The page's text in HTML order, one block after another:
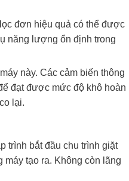
đơn hiệu quả có thể được
năng lượng ổn định trong
này. Các cảm biến thông
đạt được mức độ khô hoàn
lại.
trình bắt đầu chu trình giặt
tạo ra. Không còn lãng